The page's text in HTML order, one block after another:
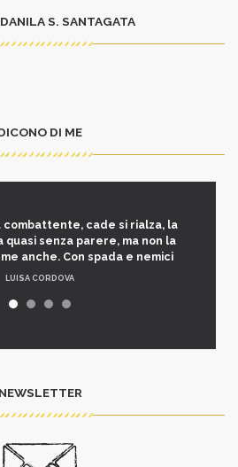
S. SANTAGATA
DI ME
combattente, cade si rialza, la
quasi senza parere, ma non la
anche. Con spada e nemici
LUISA CORDOVA
NEWSLETTER